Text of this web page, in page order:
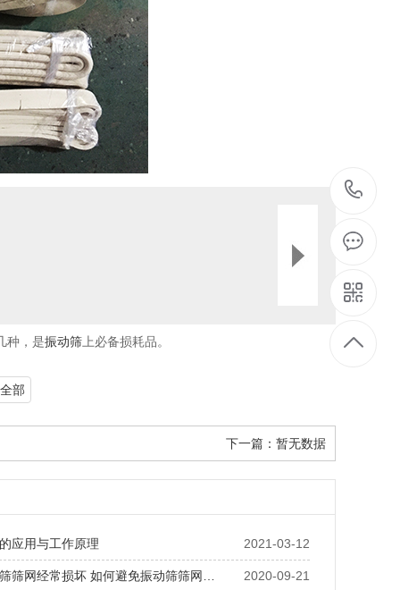
种，是振动筛上必备损耗品。
全部
下一篇： 暂无数据
2021-03-12
应用与工作原理
2020-09-21
筛网经常损坏 如何避免振动筛筛网…